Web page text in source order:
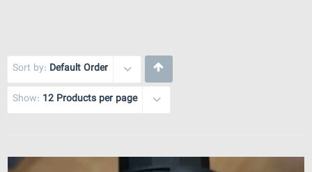
Sort by: Default Order
Show: 12 Products per page